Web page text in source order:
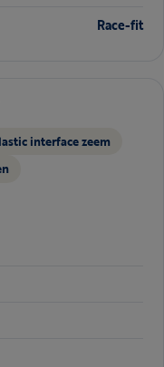
Race-fit
interface zeem